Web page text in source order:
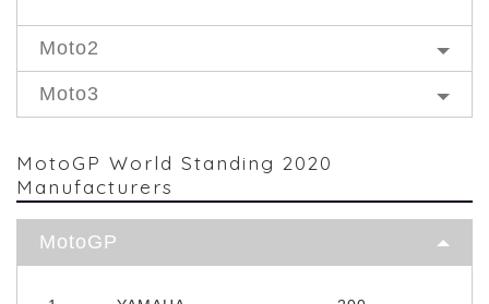
Moto2
Moto3
MotoGP World Standing 2020
Manufacturers
MotoGP